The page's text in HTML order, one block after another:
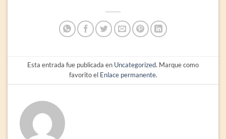
Esta entrada fue publicada en Uncategorized. Marque como
favorito el Enlace permanente.